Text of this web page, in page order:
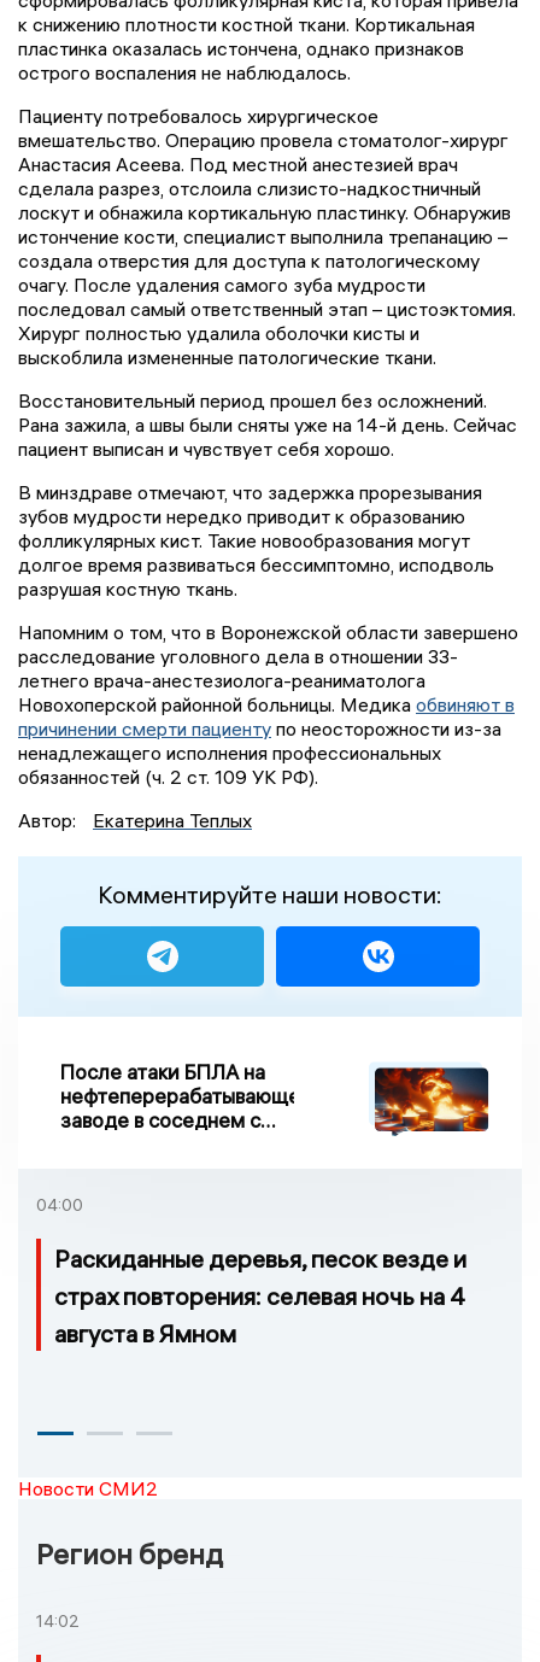
к снижению плотности костной ткани. Кортикальная
пластинка оказалась истончена, однако признаков
острого воспаления не наблюдалось.
Пациенту потребовалось хирургическое
вмешательство. Операцию провела стоматолог-хирург
Анастасия Асеева. Под местной анестезией врач
сделала разрез, отслоила слизисто-надкостничный
лоскут и обнажила кортикальную пластинку. Обнаружив
истончение кости, специалист выполнила трепанацию –
создала отверстия для доступа к патологическому
очагу. После удаления самого зуба мудрости
последовал самый ответственный этап – цистоэктомия.
Хирург полностью удалила оболочки кисты и
выскоблила измененные патологические ткани.
Восстановительный период прошел без осложнений.
Рана зажила, а швы были сняты уже на 14-й день. Сейчас
пациент выписан и чувствует себя хорошо.
В минздраве отмечают, что задержка прорезывания
зубов мудрости нередко приводит к образованию
фолликулярных кист. Такие новообразования могут
долгое время развиваться бессимптомно, исподволь
разрушая костную ткань.
Напомним о том, что в Воронежской области завершено
расследование уголовного дела в отношении 33-
летнего врача-анестезиолога-реаниматолога
Новохоперской районной больницы. Медика обвиняют в
причинении смерти пациенту по неосторожности из-за
ненадлежащего исполнения профессиональных
обязанностей (ч. 2 ст. 109 УК РФ).
Автор:
Екатерина Теплых
Комментируйте наши новости:
После атаки БПЛА на
нефтеперерабатывающем
заводе в соседнем с
возгорание
04:00
Раскиданные деревья, песок везде и
страх повторения: селевая ночь на 4
августа в Ямном
Новости СМИ2
Регион бренд
14:02